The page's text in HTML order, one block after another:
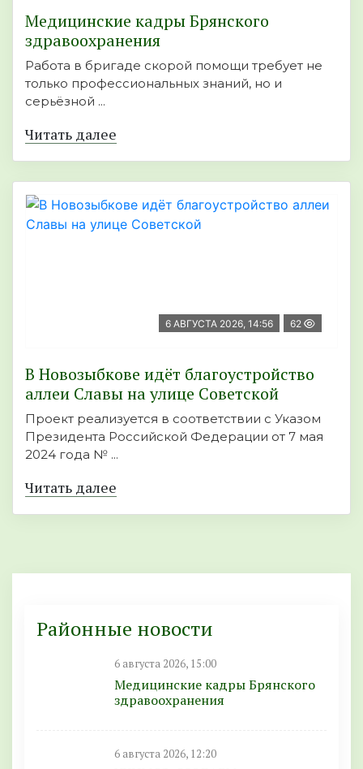
Медицинские кадры Брянского
здравоохранения
Работа в бригаде скорой помощи требует не
только профессиональных знаний, но и
серьёзной ...
Читать далее
6 АВГУСТА 2026, 14:56 62
В Новозыбкове идёт благоустройство
аллеи Славы на улице Советской
Проект реализуется в соответствии с Указом
Президента Российской Федерации от 7 мая
2024 года № ...
Читать далее
Районные новости
6 августа 2026, 15:00
Медицинские кадры Брянского
здравоохранения
6 августа 2026, 12:20